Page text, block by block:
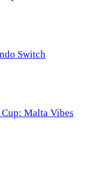
Switch
Malta Vibes